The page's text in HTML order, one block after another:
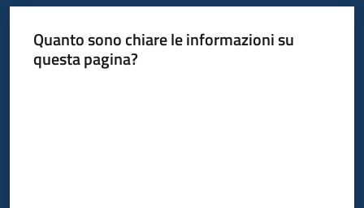
Supporto
Piattaforme
Quanto sono chiare le informazioni su
questa pagina?